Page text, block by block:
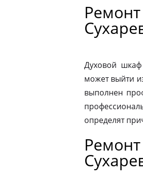
Духовой
может выйти
выполнен
определят